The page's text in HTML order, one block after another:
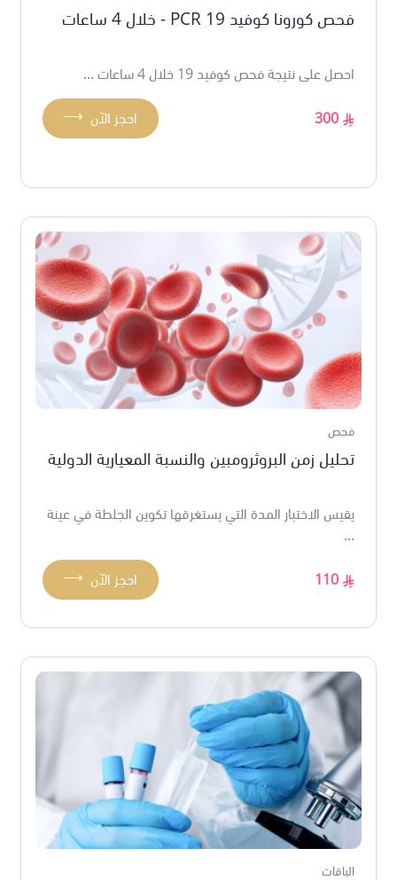
فحص كورونا كوفيد 19 PCR - خلال 4 ساعات
احصل على نتيجة فحص كوفيد 19 خلال 4 ساعات ...
300
⟶ احجز الآن
فحص
تحليل زمن البروثرومبين والنسبة المعيارية الدولية
يقيس الاختبار المدة التي يستغرقها تكوين الجلطة في عينة
...
110
⟶ احجز الآن
الباقات